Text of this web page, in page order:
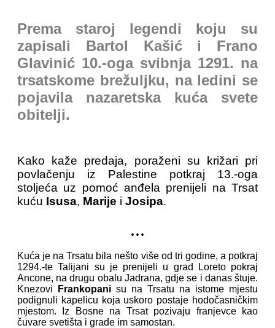
Prema staroj legendi koju su
zapisali Bartol Kašić i Frano
Glavinić 10.-oga svibnja 1291. na
trsatskome brežuljku, na ledini se
pojavila nazaretska kuća svete
obitelji.
Kako kaže predaja, poraženi su križari pri
povlačenju iz Palestine potkraj 13.-oga
stoljeća uz pomoć anđela prenijeli na Trsat
kuću Isusa, Marije i Josipa.
...
Kuća je na Trsatu bila nešto više od tri godine, a potkraj
1294.-te Talijani su je prenijeli u grad Loreto pokraj
Ancone, na drugu obalu Jadrana, gdje se i danas štuje.
Knezovi
Frankopani su na Trsatu na istome mjestu
podignuli kapelicu koja uskoro postaje hodočasničkim
mjestom. Iz Bosne na Trsat pozivaju franjevce kao
čuvare svetišta i grade im samostan.